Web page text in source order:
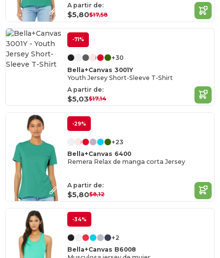
A partir de:
$5,80$17,58
-71%
+30
Bella+Canvas 3001Y
Youth Jersey Short-Sleeve T-Shirt
A partir de:
$5,03$17,14
-29%
+23
Bella+Canvas 6400
Remera Relax de manga corta Jersey
A partir de:
$5,80$8,12
-34%
+2
Bella+Canvas B6008